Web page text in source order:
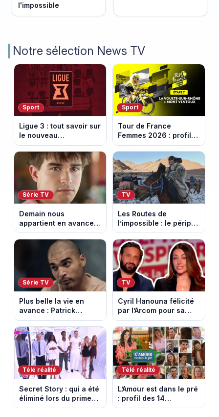
l'impossible
Notre sélection News TV
Sport
Ligue 3 : tout savoir sur
le nouveau
championnat qui
succède au National
Sport
Tour de France
Femmes 2026 : profil
et horaires de la 7e
étape entre La Voulte-
sur-Rhône et le Mont
Ventoux
Série TV
Demain nous
appartient en avance:
Samuel perd le
contrôle. Episode du 10
août 2026.
TV
Les Routes de
l’impossible : le périple
glacial d’une famille
nomade en Mongolie
Série TV
Plus belle la vie en
avance : Patrick
Nebout est-il mort ?
Episode du 10 août
2026 (spoiler)
TV
Cyril Hanouna félicité
par l’Arcom pour sa
maîtrise de l’antenne
face aux propos de
Delphine Wespiser sur
le cancer
Télé réalité
Secret Story : qui a été
éliminé lors du prime
du 6 août 2026 sur
Télé réalité
L’Amour est dans le pré
: profil des 14
agriculteurs, speed